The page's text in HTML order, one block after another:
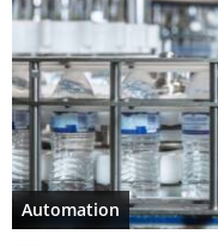
Automation